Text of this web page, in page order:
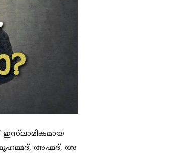
ഇസ്‌ലാമികമായ
മുഹമ്മദ്, അഹ്മദ്, അ